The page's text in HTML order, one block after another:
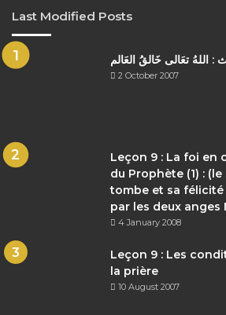
Last Modified Posts
: اللهُ تعَالى خَالقُ العَالم
2 October 2007
Leçon 9 : La foi en
du Prophète (1) :
tombe et sa
par les deux anges
4 January 2008
Leçon 9 : Les
la prière
10 August 2007